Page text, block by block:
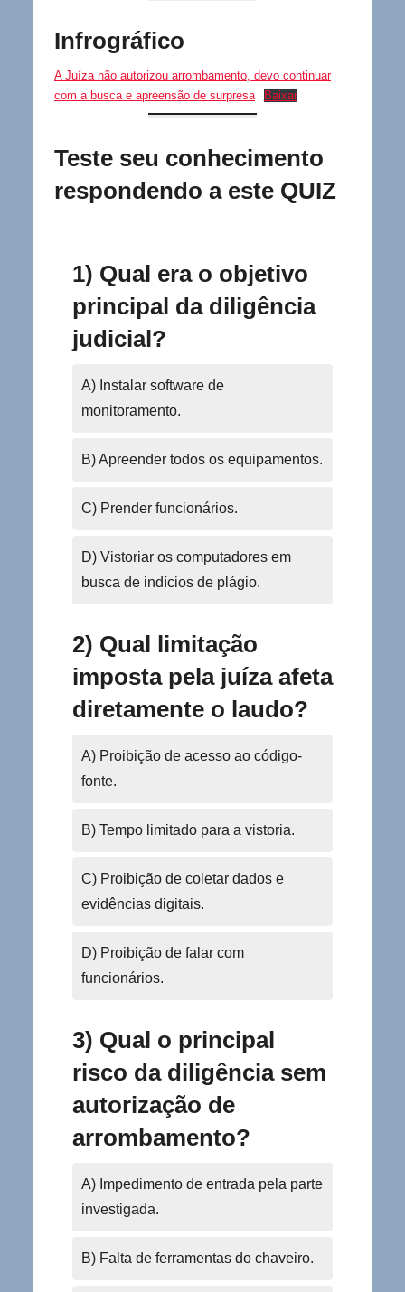
Infrográfico
A Juíza não autorizou arrombamento, devo continuar
com a busca e apreensão de surpresa
Baixar
Teste seu conhecimento
respondendo a este QUIZ
1) Qual era o objetivo
principal da diligência
judicial?
A) Instalar software de
monitoramento.
B) Apreender todos os equipamentos.
C) Prender funcionários.
D) Vistoriar os computadores em
busca de indícios de plágio.
2) Qual limitação
imposta pela juíza afeta
diretamente o laudo?
A) Proibição de acesso ao código-
fonte.
B) Tempo limitado para a vistoria.
C) Proibição de coletar dados e
evidências digitais.
D) Proibição de falar com
funcionários.
3) Qual o principal
risco da diligência sem
autorização de
arrombamento?
A) Impedimento de entrada pela parte
investigada.
B) Falta de ferramentas do chaveiro.